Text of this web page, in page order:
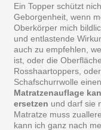
Ein Topper schützt
Geborgenheit, wenn
Oberkörper mich
und entlastende
auch zu empfehlen,
ist, oder die
Rosshaartoppers,
Schafschurrwolle
Matratzenauflage
ersetzen und darf sie
Matratze muss
kann ich ganz nach